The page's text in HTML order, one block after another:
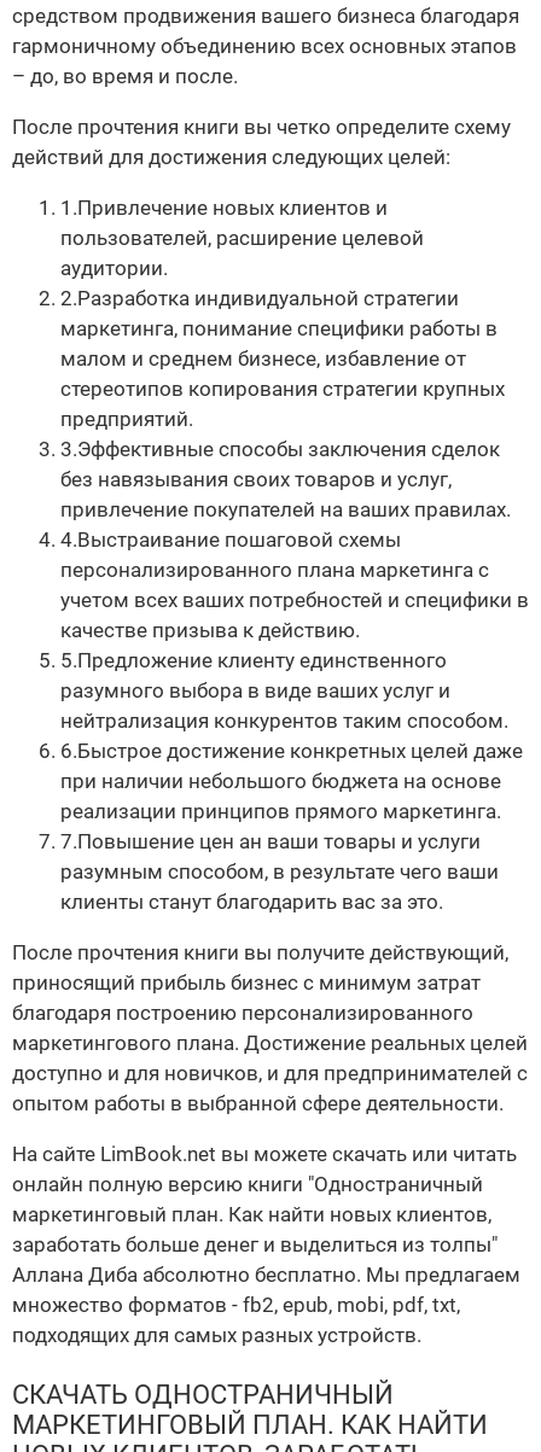
средством продвижения вашего бизнеса благодаря
гармоничному объединению всех основных этапов
– до, во время и после.
После прочтения книги вы четко определите схему
действий для достижения следующих целей:
1.Привлечение новых клиентов и
пользователей, расширение целевой
аудитории.
2.Разработка индивидуальной стратегии
маркетинга, понимание специфики работы в
малом и среднем бизнесе, избавление от
стереотипов копирования стратегии крупных
предприятий.
3.Эффективные способы заключения сделок
без навязывания своих товаров и услуг,
привлечение покупателей на ваших правилах.
4.Выстраивание пошаговой схемы
персонализированного плана маркетинга с
учетом всех ваших потребностей и специфики в
качестве призыва к действию.
5.Предложение клиенту единственного
разумного выбора в виде ваших услуг и
нейтрализация конкурентов таким способом.
6.Быстрое достижение конкретных целей даже
при наличии небольшого бюджета на основе
реализации принципов прямого маркетинга.
7.Повышение цен ан ваши товары и услуги
разумным способом, в результате чего ваши
клиенты станут благодарить вас за это.
После прочтения книги вы получите действующий,
приносящий прибыль бизнес с минимум затрат
благодаря построению персонализированного
маркетингового плана. Достижение реальных целей
доступно и для новичков, и для предпринимателей с
опытом работы в выбранной сфере деятельности.
На сайте LimBook.net вы можете скачать или читать
онлайн полную версию книги "Одностраничный
маркетинговый план. Как найти новых клиентов,
заработать больше денег и выделиться из толпы"
Аллана Диба абсолютно бесплатно. Мы предлагаем
множество форматов - fb2, epub, mobi, pdf, txt,
подходящих для самых разных устройств.
СКАЧАТЬ ОДНОСТРАНИЧНЫЙ
МАРКЕТИНГОВЫЙ ПЛАН. КАК НАЙТИ